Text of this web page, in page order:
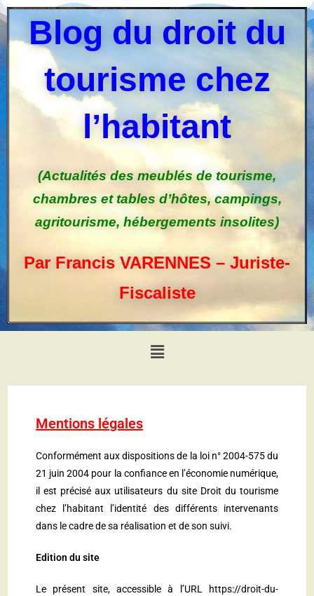
Blog du droit du
tourisme chez
l’habitant
(Actualités des meublés de tourisme,
chambres et tables d’hôtes, campings,
agritourisme, hébergements insolites)
Par Francis VARENNES – Juriste-
Fiscaliste
Mentions légales
Conformément aux dispositions de la loi n° 2004-575 du
21 juin 2004 pour la confiance en l’économie numérique,
il est précisé aux utilisateurs du site Droit du tourisme
chez l’habitant l’identité des différents intervenants
dans le cadre de sa réalisation et de son suivi.
Edition du site
Le présent site, accessible à l’URL https://droit-du-